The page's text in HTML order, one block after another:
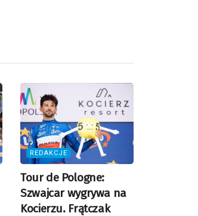
REDAKCJE
Tour de Pologne:
Szwajcar wygrywa na
Kocierzu. Frątczak